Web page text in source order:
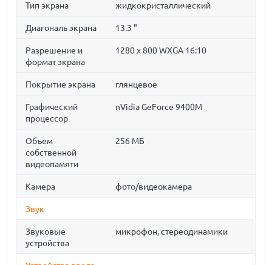
Тип экрана жидкокристаллический
Диагональ экрана 13.3 "
Разрешение и
формат экрана
1280 x 800 WXGA 16:10
Покрытие экрана глянцевое
Графический
процессор
nVidia GeForce 9400M
Объем
собственной
видеопамяти
256 МБ
Камера фото/видеокамера
Звук
Звуковые
устройства
микрофон, стереодинамики